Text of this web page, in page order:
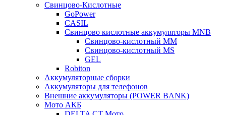
Свинцово-Кислотные
GoPower
CASIL
Свинцово кислотные аккумуляторы MNB
Cвинцово-кислотный MM
Cвинцово-кислотный MS
GEL
Robiton
Аккумуляторные сборки
Аккумуляторы для телефонов
Внешние аккумуляторы (POWER BANK)
Мото АКБ